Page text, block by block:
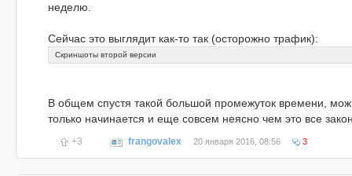
неделю.
Сейчас это выглядит как-то так (осторожно трафик):
Скриншоты второй версии
В общем спустя такой большой промежуток времени,
только начинается и еще совсем неясно чем это все
+3 frangovalex 20 января 2016, 08:56 3